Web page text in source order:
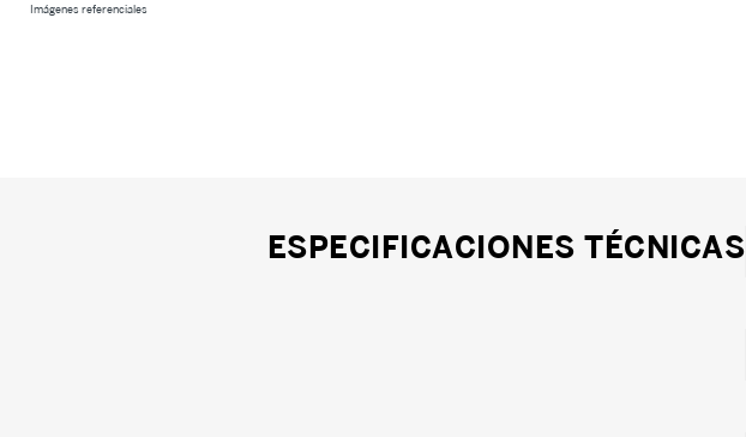
Imágenes referenciales
ESPECIFICACIONES TÉCNICAS